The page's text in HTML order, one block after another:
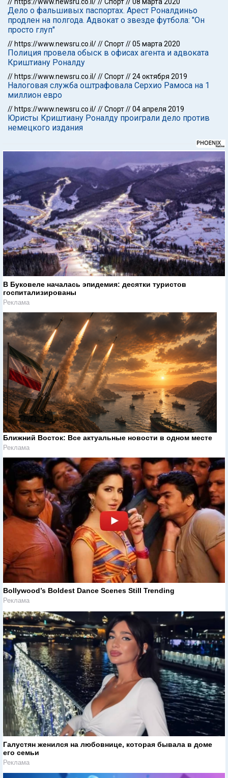
Дело о фальшивых паспортах. Арест Роналдиньо
продлен на полгода. Адвокат о звезде футбола: "Он
просто глуп"
// https://www.newsru.co.il///Спорт//05 марта 2020
Полиция провела обыск в офисах агента и адвоката
Криштиану Роналду
// https://www.newsru.co.il///Спорт//24 октября 2019
Налоговая служба оштрафовала Серхио Рамоса на 1
миллион евро
// https://www.newsru.co.il///Спорт//04 апреля 2019
Юристы Криштиану Роналду проиграли дело против
немецкого издания
В Буковеле началась эпидемия: десятки туристов
госпитализированы
Реклама
Ближний Восток: Все актуальные новости в одном месте
Реклама
Bollywood’s Boldest Dance Scenes Still Trending
Реклама
Галустян женился на любовнице, которая бывала в доме
его семьи
Реклама